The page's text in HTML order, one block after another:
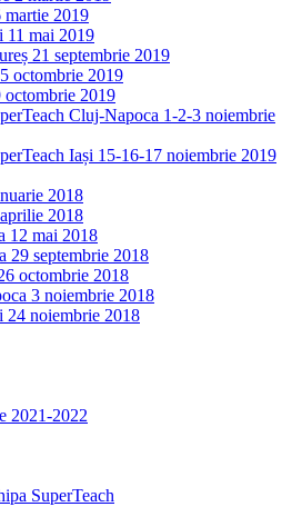
martie 2019
11 mai 2019
21 septembrie 2019
octombrie 2019
octombrie 2019
Cluj-Napoca 1-2-3 noiembrie
Iași 15-16-17 noiembrie 2019
2018
2018
12 mai 2018
29 septembrie 2018
octombrie 2018
3 noiembrie 2018
24 noiembrie 2018
2021-2022
SuperTeach